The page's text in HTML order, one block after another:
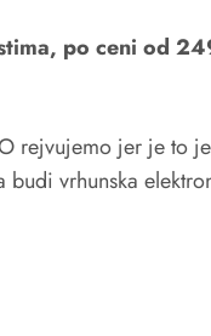
po ceni od
rejvujemo jer je to
vrhunska